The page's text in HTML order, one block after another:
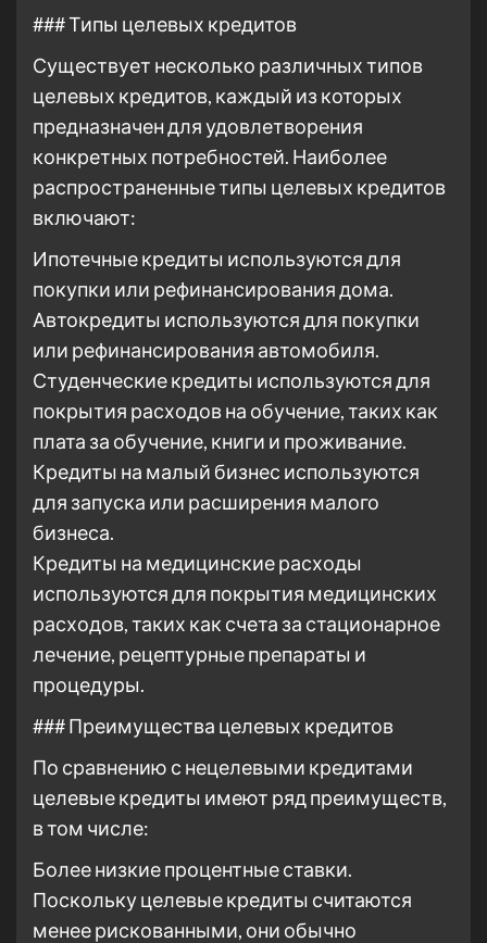
### Типы целевых кредитов
Существует несколько различных типов
целевых кредитов, каждый из которых
предназначен для удовлетворения
конкретных потребностей. Наиболее
распространенные типы целевых кредитов
включают:
Ипотечные кредиты используются для
покупки или рефинансирования дома.
Автокредиты используются для покупки
или рефинансирования автомобиля.
Студенческие кредиты используются для
покрытия расходов на обучение, таких как
плата за обучение, книги и проживание.
Кредиты на малый бизнес используются
для запуска или расширения малого
бизнеса.
Кредиты на медицинские расходы
используются для покрытия медицинских
расходов, таких как счета за стационарное
лечение, рецептурные препараты и
процедуры.
### Преимущества целевых кредитов
По сравнению с нецелевыми кредитами
целевые кредиты имеют ряд преимуществ,
в том числе:
Более низкие процентные ставки.
Поскольку целевые кредиты считаются
менее рискованными, они обычно